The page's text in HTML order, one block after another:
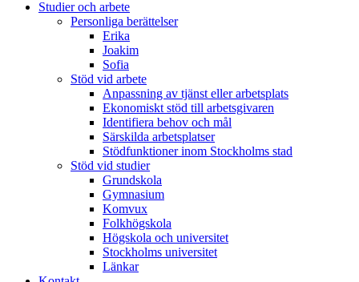
Studier och arbete
Personliga berättelser
Erika
Joakim
Sofia
Stöd vid arbete
Anpassning av tjänst eller arbetsplats
Ekonomiskt stöd till arbetsgivaren
Identifiera behov och mål
Särskilda arbetsplatser
Stödfunktioner inom Stockholms stad
Stöd vid studier
Grundskola
Gymnasium
Komvux
Folkhögskola
Högskola och universitet
Stockholms universitet
Länkar